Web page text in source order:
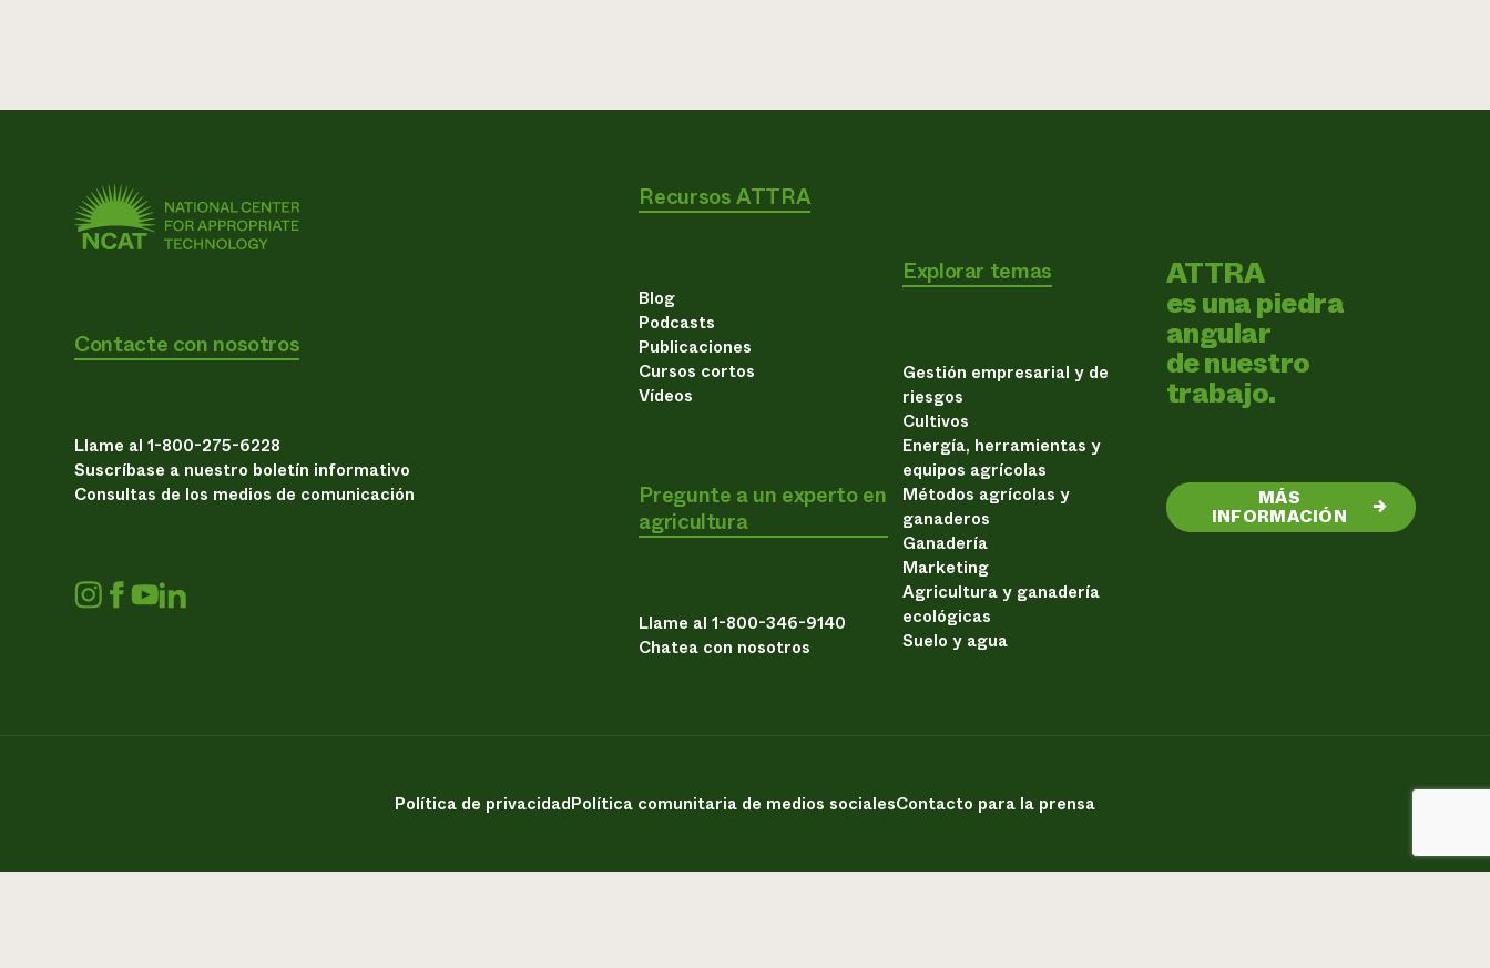
Contacte con nosotros
Llame al 1-800-275-6228
Suscríbase a nuestro boletín informativo
Consultas de los medios de comunicación
Recursos ATTRA
Blog
Podcasts
Publicaciones
Cursos cortos
Vídeos
Pregunte a un experto en
agricultura
Llame al 1-800-346-9140
Chatea con nosotros
Explorar temas
Gestión empresarial y de
riesgos
Cultivos
Energía, herramientas y
equipos agrícolas
Métodos agrícolas y
ganaderos
Ganadería
Marketing
Agricultura y ganadería
ecológicas
Suelo y agua
ATTRA
es una piedra
angular
de nuestro
trabajo.
MÁS
INFORMACIÓN →
Política de privacidadPolítica comunitaria de medios socialesContacto para la prensa